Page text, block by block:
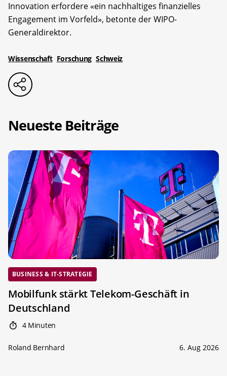
Innovation erfordere «ein nachhaltiges finanzielles
Engagement im Vorfeld», betonte der WIPO-
Generaldirektor.
Wissenschaft Forschung Schweiz
Neueste Beiträge
BUSINESS & IT-STRATEGIE
Mobilfunk stärkt Telekom-Geschäft in
Deutschland
4 Minuten
Roland Bernhard 6. Aug 2026